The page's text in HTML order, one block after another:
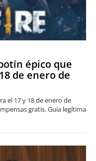
épico que
de enero de
el 17 y 18 de enero de
gratis. Guía legítima